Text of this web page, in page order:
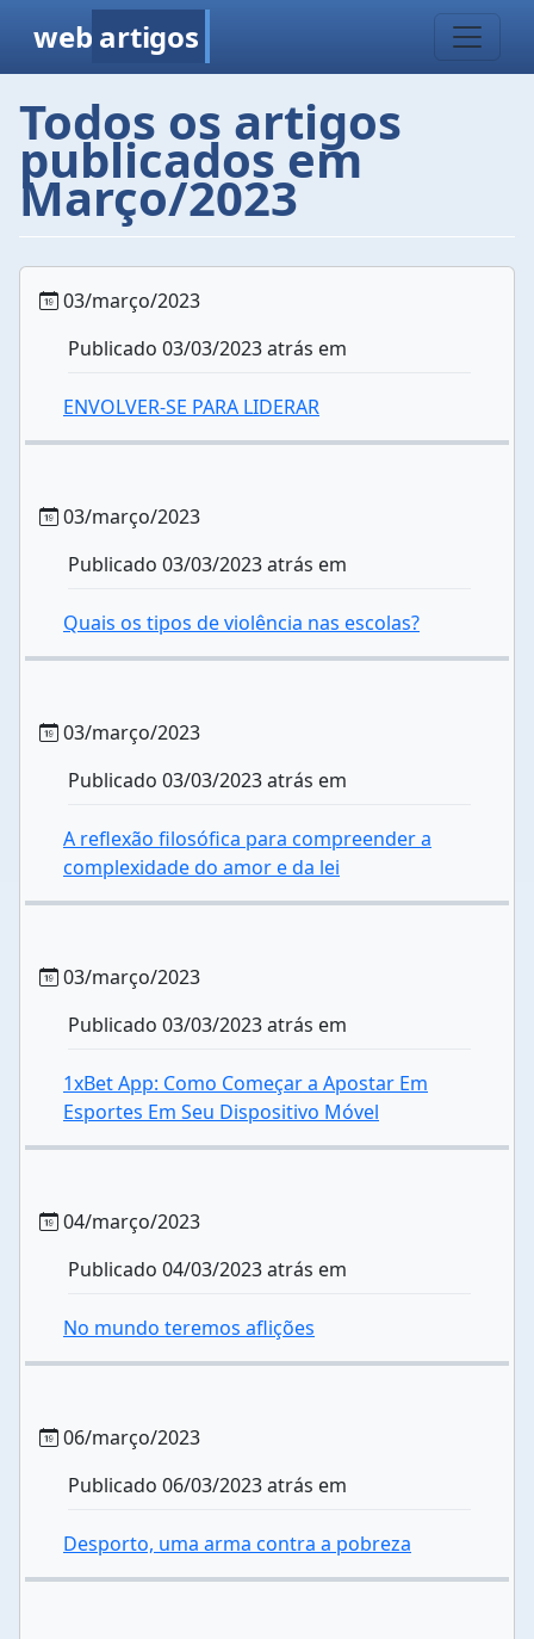
web artigos
Todos os artigos
publicados em
Março/2023
03/março/2023
Publicado 03/03/2023 atrás em
ENVOLVER-SE PARA LIDERAR
03/março/2023
Publicado 03/03/2023 atrás em
Quais os tipos de violência nas escolas?
03/março/2023
Publicado 03/03/2023 atrás em
A reflexão filosófica para compreender a
complexidade do amor e da lei
03/março/2023
Publicado 03/03/2023 atrás em
1xBet App: Como Começar a Apostar Em
Esportes Em Seu Dispositivo Móvel
04/março/2023
Publicado 04/03/2023 atrás em
No mundo teremos aflições
06/março/2023
Publicado 06/03/2023 atrás em
Desporto, uma arma contra a pobreza